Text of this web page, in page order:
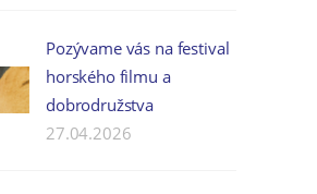
Pozývame vás na festival
horského filmu a
dobrodružstva
27.04.2026